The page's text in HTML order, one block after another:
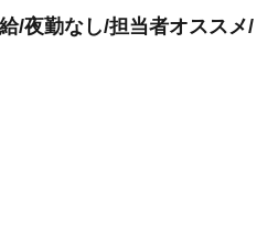
/夜勤なし/担当者オススメ/